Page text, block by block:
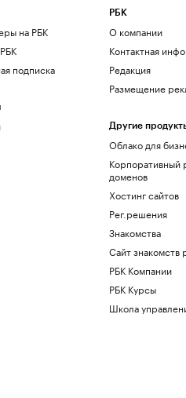
на РБК
подписка
РБК
О компании
Контактная
Редакция
Размещение
Другие
Облако для
Корпоративный
доменов
Хостинг сайтов
Рег.решения
Знакомства
Сайт
РБК Компании
РБК Курсы
Школа